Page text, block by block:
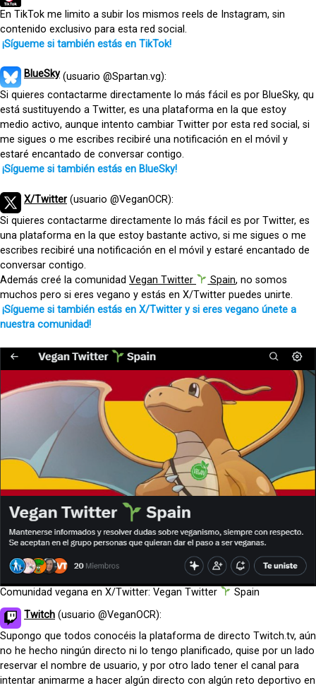
En TikTok me limito a subir los mismos reels de Instagram, sin
contenido exclusivo para esta red social.
¡Sígueme si también estás en TikTok!
BlueSky (usuario @Spartan.vg):
Si quieres contactarme directamente lo más fácil es por BlueSky, qu
está sustituyendo a Twitter, es una plataforma en la que estoy
medio activo, aunque intento cambiar Twitter por esta red social, si
me sigues o me escribes recibiré una notificación en el móvil y
estaré encantado de conversar contigo.
¡Sígueme si también estás en BlueSky!
X/Twitter (usuario @VeganOCR):
Si quieres contactarme directamente lo más fácil es por Twitter, es
una plataforma en la que estoy bastante activo, si me sigues o me
escribes recibiré una notificación en el móvil y estaré encantado de
conversar contigo.
Además creé la comunidad Vegan Twitter Spain, no somos
muchos pero si eres vegano y estás en X/Twitter puedes unirte.
¡Sígueme si también estás en X/Twitter y si eres vegano únete a
nuestra comunidad!
Comunidad vegana en X/Twitter: Vegan Twitter
Spain
Twitch (usuario @VeganOCR):
Supongo que todos conocéis la plataforma de directo Twitch.tv, aún
no he hecho ningún directo ni lo tengo planificado, quise por un lado
reservar el nombre de usuario, y por otro lado tener el canal para
intentar animarme a hacer algún directo con algún reto deportivo en